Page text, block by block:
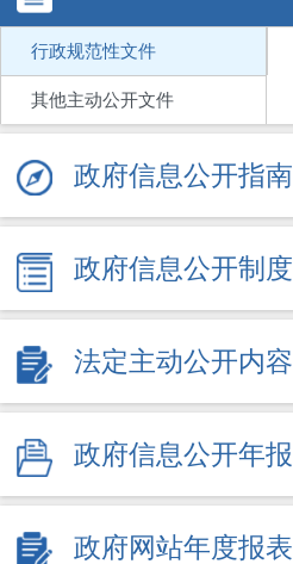
行政规范性文件
其他主动公开文件
政府信息公开指南
政府信息公开制度
法定主动公开内容
政府信息公开年报
政府网站年度报表